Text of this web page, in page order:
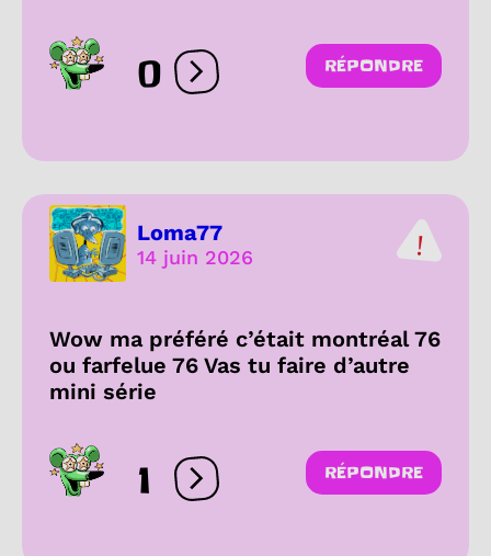
0 Ouvrir les réactions
RÉPONDRE
Loma77
14 juin 2026
Wow ma préféré c’était montréal 76
ou farfelue 76 Vas tu faire d’autre
mini série
1 Ouvrir les réactions
RÉPONDRE